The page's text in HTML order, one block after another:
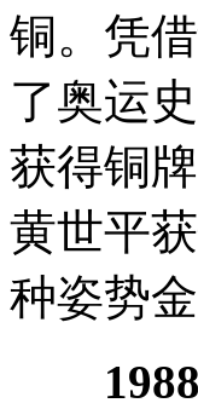
铜。凭
了奥运
获得铜
黄世平
种姿势